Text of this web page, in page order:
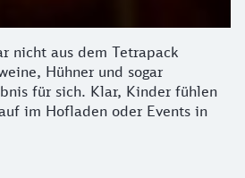
nicht aus dem Tetrapack
Hühner und sogar
für sich. Klar, Kinder fühlen
im Hofladen oder Events in